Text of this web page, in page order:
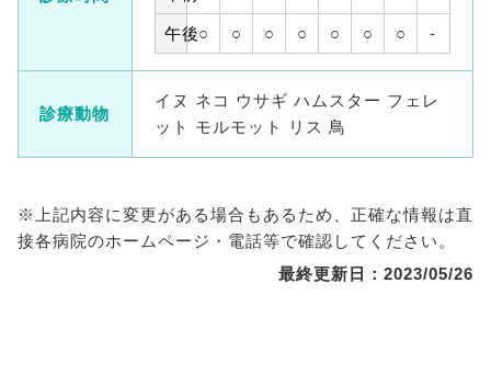
午後○ ○ ○ ○ ○ ○ ○ -
診療動物
イヌ ネコ ウサギ ハムスター フェレ
ット モルモット リス 鳥
※上記内容に変更がある場合もあるため、正確な情報は直
接各病院のホームページ・電話等で確認してください。
最終更新日：2023/05/26